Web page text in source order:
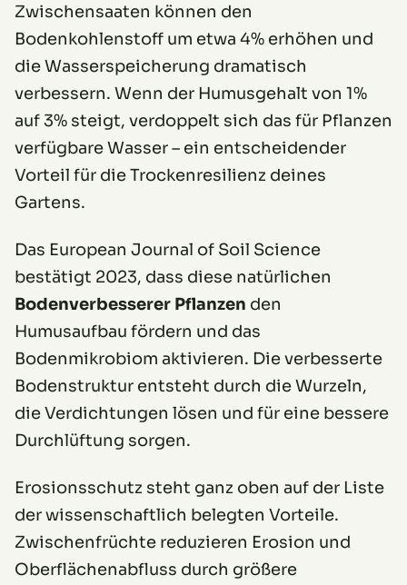
Zwischensaaten können den
Bodenkohlenstoff um etwa 4% erhöhen und
die Wasserspeicherung dramatisch
verbessern. Wenn der Humusgehalt von 1%
auf 3% steigt, verdoppelt sich das für Pflanzen
verfügbare Wasser – ein entscheidender
Vorteil für die Trockenresilienz deines
Gartens.
Das European Journal of Soil Science
bestätigt 2023, dass diese natürlichen
Bodenverbesserer Pflanzen den
Humusaufbau fördern und das
Bodenmikrobiom aktivieren. Die verbesserte
Bodenstruktur entsteht durch die Wurzeln,
die Verdichtungen lösen und für eine bessere
Durchlüftung sorgen.
Erosionsschutz steht ganz oben auf der Liste
der wissenschaftlich belegten Vorteile.
Zwischenfrüchte reduzieren Erosion und
Oberflächenabfluss durch größere